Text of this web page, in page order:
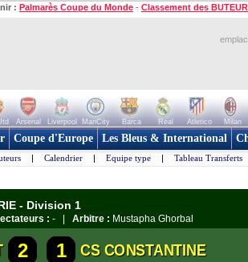
: Palmarès Coupe du Monde - Classement des
Arsenal Liverpool ManCity Barca Real Atletico Milan
Coupe d'Europe Les Bleus & International
| Calendrier | Equipe type | Tableau Transferts
- Division 1
: - | Arbitre : Mustapha Ghorbal
2 1 CS CONSTANTINE